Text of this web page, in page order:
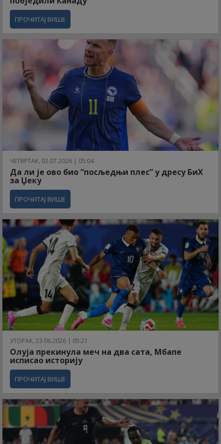
ПРОЧИТАЈ ВИШЕ
ЧЕТВРТАК, 02.07.2026 | 05:04
Да ли је ово био “посљедњи плес” у дресу БиХ
за Џеку
ПРОЧИТАЈ ВИШЕ
УТОРАК, 23.06.2026 | 05:21
Олуја прекинула меч на два сата, Мбапе
исписао историју
ПРОЧИТАЈ ВИШЕ